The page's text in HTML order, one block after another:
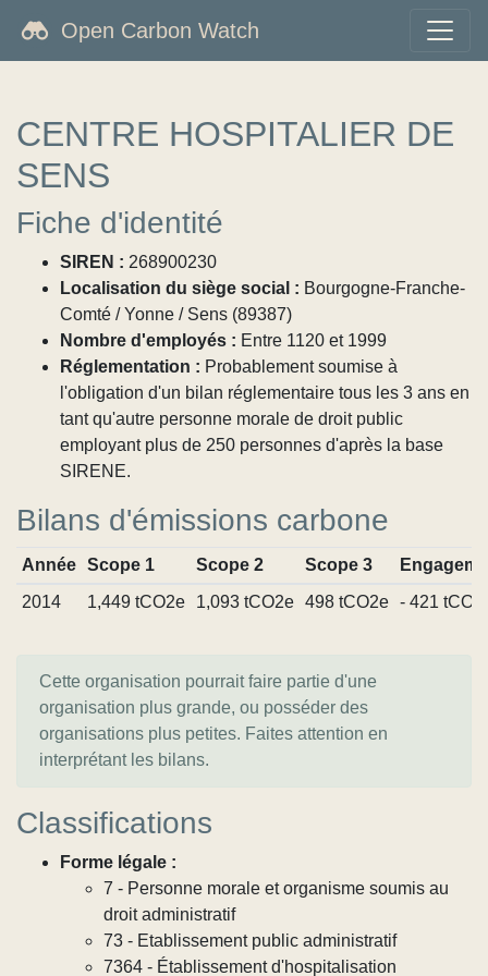
Open Carbon Watch
CENTRE HOSPITALIER DE
SENS
Fiche d'identité
SIREN : 268900230
Localisation du siège social : Bourgogne-Franche-
Comté / Yonne / Sens (89387)
Nombre d'employés : Entre 1120 et 1999
Réglementation : Probablement soumise à
l'obligation d'un bilan réglementaire tous les 3 ans en
tant qu'autre personne morale de droit public
employant plus de 250 personnes d'après la base
SIRENE.
Bilans d'émissions carbone
Année Scope 1 Scope 2 Scope 3
2014
1,449 tCO2e 1,093 tCO2e 498 tCO2e - 421
Cette organisation pourrait faire partie d'une
organisation plus grande, ou posséder des
organisations plus petites. Faites attention en
interprétant les bilans.
Classifications
Forme légale :
7 - Personne morale et organisme soumis au
droit administratif
73 - Etablissement public administratif
7364 - Établissement d'hospitalisation